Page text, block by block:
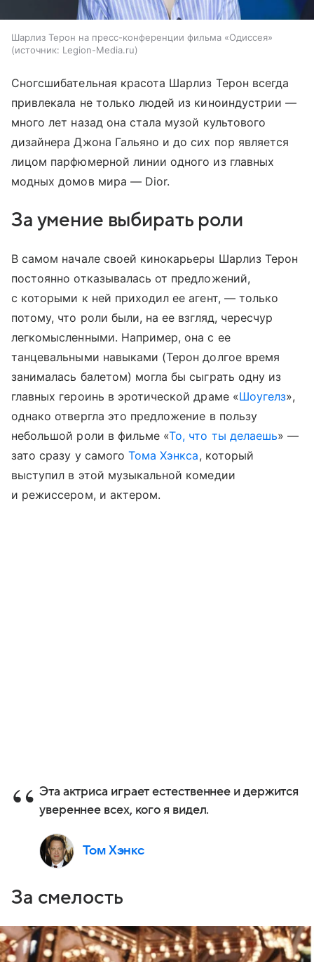
Шарлиз Терон на пресс-конференции фильма «Одиссея»
источник: Legion-Media.ru
Сногсшибательная красота Шарлиз Терон всегда
привлекала не только людей из киноиндустрии —
много лет назад она стала музой культового
дизайнера Джона Гальяно и до сих пор является
лицом парфюмерной линии одного из главных
модных домов мира — Dior.
За умение выбирать роли
В самом начале своей кинокарьеры Шарлиз Терон
постоянно отказывалась от предложений,
с которыми к ней приходил ее агент, — только
потому, что роли были, на ее взгляд, чересчур
легкомысленными. Например, она с ее
танцевальными навыками (Терон долгое время
занималась балетом) могла бы сыграть одну из
главных героинь в эротической драме «Шоугелз»,
однако отвергла это предложение в пользу
небольшой роли в фильме «То, что ты делаешь» —
зато сразу у самого Тома Хэнкса, который
выступил в этой музыкальной комедии
и режиссером, и актером.
Эта актриса играет естественнее и держится
увереннее всех, кого я видел.
Том Хэнкс
За смелость